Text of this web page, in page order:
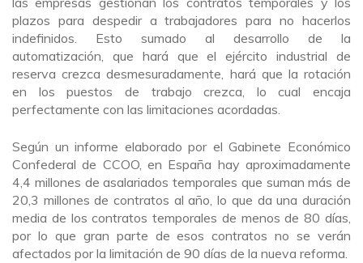
plazos para despedir a trabajadores para no hacerlos
indefinidos. Esto sumado al desarrollo de la
automatización, que hará que el ejército industrial de
reserva crezca desmesuradamente, hará que la rotación
en los puestos de trabajo crezca, lo cual encaja
perfectamente con las limitaciones acordadas.
Según un informe elaborado por el Gabinete Económico
Confederal de CCOO, en España hay aproximadamente
4,4 millones de asalariados temporales que suman más de
20,3 millones de contratos al año, lo que da una duración
media de los contratos temporales de menos de 80 días,
por lo que gran parte de esos contratos no se verán
afectados por la limitación de 90 días de la nueva reforma.